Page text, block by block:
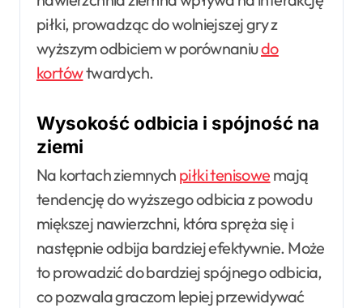
piłki, prowadząc do wolniejszej gry z
wyższym odbiciem w porównaniudo
kortówtwardych.
Wysokość odbicia i spójność na
ziemi
Na kortach ziemnych piłki tenisowe mają
tendencję do wyższego odbicia z powodu
miększej nawierzchni, która spręża się i
następnie odbija bardziej efektywnie. Może
to prowadzić do bardziej spójnego odbicia,
co pozwala graczom lepiej przewidywać